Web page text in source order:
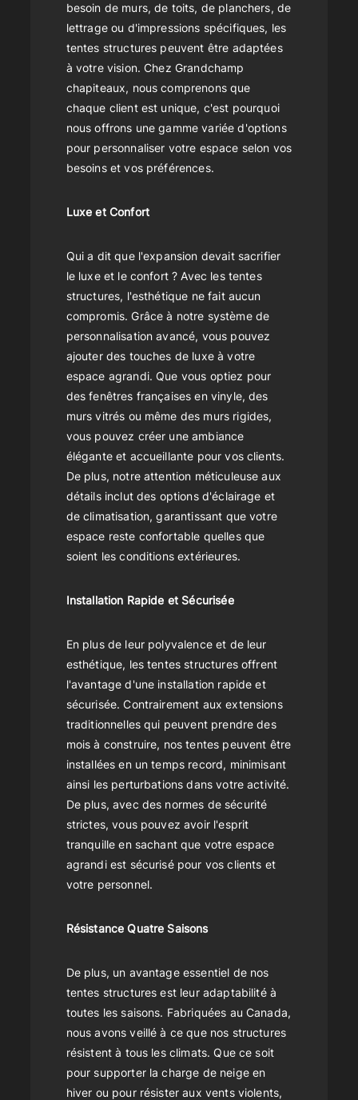
besoin de murs, de toits, de planchers, de
lettrage ou d'impressions spécifiques, les
tentes structures peuvent être adaptées
à votre vision. Chez Grandchamp
chapiteaux, nous comprenons que
chaque client est unique, c'est pourquoi
nous offrons une gamme variée d'options
pour personnaliser votre espace selon vos
besoins et vos préférences.
Luxe et Confort
Qui a dit que l'expansion devait sacrifier
le luxe et le confort ? Avec les tentes
structures, l'esthétique ne fait aucun
compromis. Grâce à notre système de
personnalisation avancé, vous pouvez
ajouter des touches de luxe à votre
espace agrandi. Que vous optiez pour
des fenêtres françaises en vinyle, des
murs vitrés ou même des murs rigides,
vous pouvez créer une ambiance
élégante et accueillante pour vos clients.
De plus, notre attention méticuleuse aux
détails inclut des options d'éclairage et
de climatisation, garantissant que votre
espace reste confortable quelles que
soient les conditions extérieures.
Installation Rapide et Sécurisée
En plus de leur polyvalence et de leur
esthétique, les tentes structures offrent
l'avantage d'une installation rapide et
sécurisée. Contrairement aux extensions
traditionnelles qui peuvent prendre des
mois à construire, nos tentes peuvent être
installées en un temps record, minimisant
ainsi les perturbations dans votre activité.
De plus, avec des normes de sécurité
strictes, vous pouvez avoir l'esprit
tranquille en sachant que votre espace
agrandi est sécurisé pour vos clients et
votre personnel.
Résistance Quatre Saisons
De plus, un avantage essentiel de nos
tentes structures est leur adaptabilité à
toutes les saisons. Fabriquées au Canada,
nous avons veillé à ce que nos structures
résistent à tous les climats. Que ce soit
pour supporter la charge de neige en
hiver ou pour résister aux vents violents,